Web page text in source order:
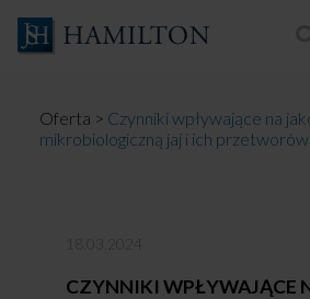
treści
Oferta > Czynniki wpływające na
mikrobiologiczną jaj i ich przetworów
CZYNNIKI WPŁYWAJĄCE